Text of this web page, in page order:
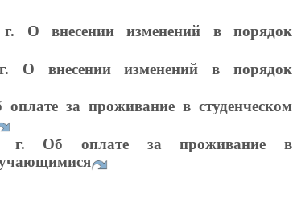
О внесении изменений в порядок
внесении изменений в порядок
за проживание в студенческом
Об оплате за проживание в